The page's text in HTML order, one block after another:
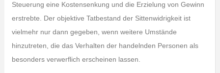
Steuerung eine Kostensenkung und die Erzielung von Gewinn
erstrebte. Der objektive Tatbestand der Sittenwidrigkeit ist
vielmehr nur dann gegeben, wenn weitere Umstände
hinzutreten, die das Verhalten der handelnden Personen als
besonders verwerflich erscheinen lassen.